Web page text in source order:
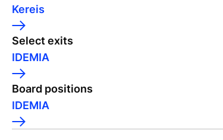
Kereis
Select exits
IDEMIA
Board positions
IDEMIA